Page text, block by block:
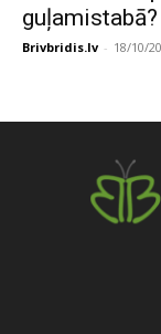
guļamistabā?
Brivbridis.lv - 18/10/